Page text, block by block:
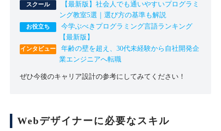
【最新版】社会人でも通いやすいプログラミ
ング教室5選｜選び方の基準も解説
今学ぶべきプログラミング言語ランキング
【最新版】
年齢の壁を超え、30代未経験から自社開発企
業エンジニアへ転職
ぜひ今後のキャリア設計の参考にしてみてください！
Webデザイナーに必要なスキル